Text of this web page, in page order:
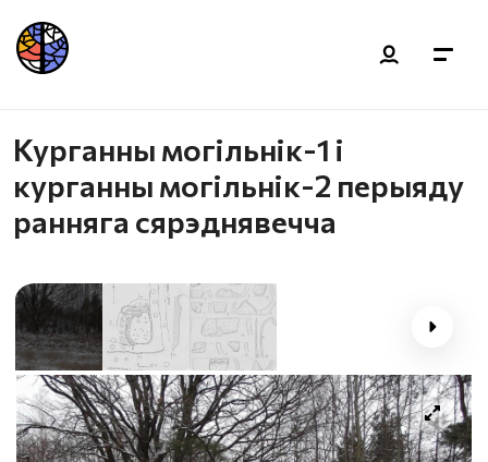
Курганны могільнік-1 і
курганны могільнік-2 перыяду
ранняга сярэднявечча